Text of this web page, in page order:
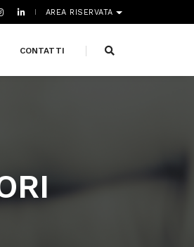
AREA RISERVATA
CONTATTI